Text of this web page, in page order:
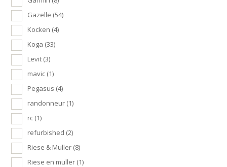
Gazelle (54)
Kocken (4)
Koga (33)
Levit (3)
mavic (1)
Pegasus (4)
randonneur (1)
rc (1)
refurbished (2)
Riese & Muller (8)
Riese en muller (1)